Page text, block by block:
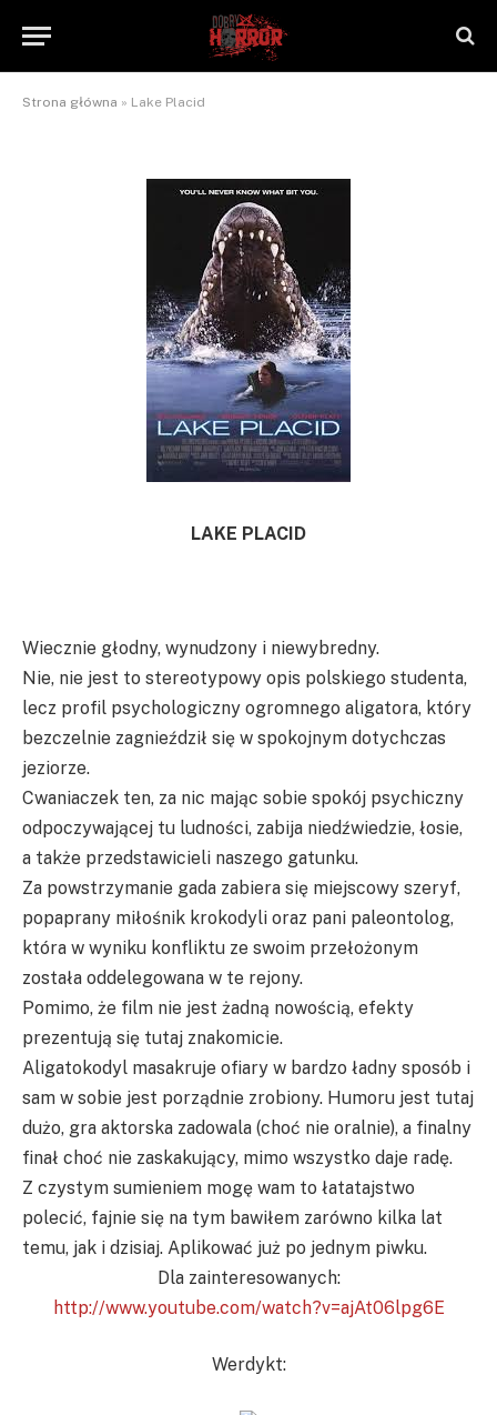
Strona główna » Lake Placid
NaTrzeźwoNieWarto
2012-09-27
LAKE PLACID
Wiecznie głodny, wynudzony i niewybredny.
Nie, nie jest to stereotypowy opis polskiego studenta,
lecz profil psychologiczny ogromnego aligatora, który
bezczelnie zagnieździł się w spokojnym dotychczas
jeziorze.
Cwaniaczek ten, za nic mając sobie spokój psychiczny
odpoczywającej tu ludności, zabija niedźwiedzie, łosie,
a także przedstawicieli naszego gatunku.
Za powstrzymanie gada zabiera się miejscowy szeryf,
popaprany miłośnik krokodyli oraz pani paleontolog,
która w wyniku konfliktu ze swoim przełożonym
została oddelegowana w te rejony.
Pomimo, że film nie jest żadną nowością, efekty
prezentują się tutaj znakomicie.
Aligatokodyl masakruje ofiary w bardzo ładny sposób i
sam w sobie jest porządnie zrobiony. Humoru jest tutaj
dużo, gra aktorska zadowala (choć nie oralnie), a finalny
finał choć nie zaskakujący, mimo wszystko daje radę.
Z czystym sumieniem mogę wam to łatatajstwo
polecić, fajnie się na tym bawiłem zarówno kilka lat
temu, jak i dzisiaj. Aplikować już po jednym piwku.
Dla zainteresowanych:
http://www.youtube.com/watch?v=ajAt06lpg6E
Werdykt: